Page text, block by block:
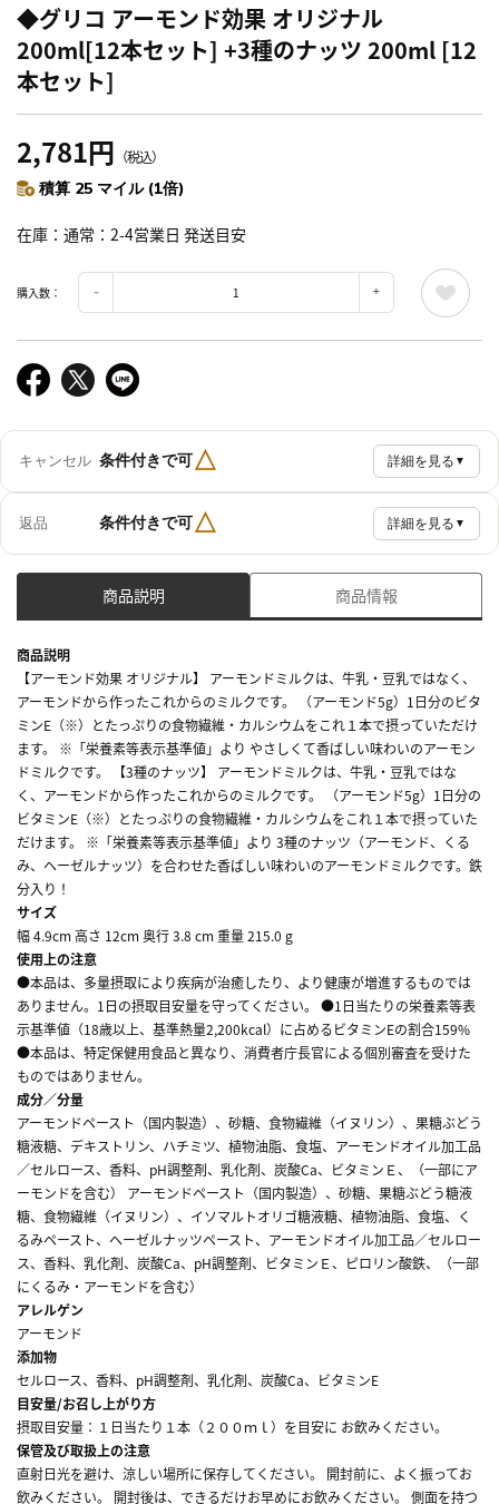
◆グリコ アーモンド効果 オリジナル
200ml[12本セット] +3種のナッツ 200ml [12
本セット]
2,781円 （税込）
積算 25 マイル (1倍)
在庫 通常：2-4営業日 発送目安
購入数：
キャンセル 条件付きで可△ 詳細を見る ▼
返品 条件付きで可△ 詳細を見る ▼
商品説明 商品情報
商品説明
【アーモンド効果 オリジナル】 アーモンドミルクは、牛乳・豆乳ではなく、
アーモンドから作ったこれからのミルクです。 （アーモンド5g）1日分のビタ
ミンE（※）とたっぷりの食物繊維・カルシウムをこれ１本で摂っていただけ
ます。 ※「栄養素等表示基準値」より やさしくて香ばしい味わいのアーモン
ドミルクです。 【3種のナッツ】 アーモンドミルクは、牛乳・豆乳ではな
く、アーモンドから作ったこれからのミルクです。 （アーモンド5g）1日分の
ビタミンE（※）とたっぷりの食物繊維・カルシウムをこれ１本で摂っていた
だけます。 ※「栄養素等表示基準値」より 3種のナッツ（アーモンド、くる
み、ヘーゼルナッツ）を合わせた香ばしい味わいのアーモンドミルクです。鉄
分入り！
サイズ
幅 4.9cm 高さ 12cm 奥行 3.8 cm 重量 215.0 g
使用上の注意
●本品は、多量摂取により疾病が治癒したり、より健康が増進するものでは
ありません。1日の摂取目安量を守ってください。 ●1日当たりの栄養素等表
示基準値（18歳以上、基準熱量2,200kcal）に占めるビタミンEの割合159%
●本品は、特定保健用食品と異なり、消費者庁長官による個別審査を受けた
ものではありません。
成分／分量
アーモンドペースト（国内製造）、砂糖、食物繊維（イヌリン）、果糖ぶどう
糖液糖、デキストリン、ハチミツ、植物油脂、食塩、アーモンドオイル加工品
／セルロース、香料、pH調整剤、乳化剤、炭酸Ca、ビタミンＥ、（一部にア
ーモンドを含む） アーモンドペースト（国内製造）、砂糖、果糖ぶどう糖液
糖、食物繊維（イヌリン）、イソマルトオリゴ糖液糖、植物油脂、食塩、く
るみペースト、ヘーゼルナッツペースト、アーモンドオイル加工品／セルロー
ス、香料、乳化剤、炭酸Ca、pH調整剤、ビタミンＥ、ピロリン酸鉄、（一部
にくるみ・アーモンドを含む）
アレルゲン
アーモンド
添加物
セルロース、香料、pH調整剤、乳化剤、炭酸Ca、ビタミンE
目安量/お召し上がり方
摂取目安量：１日当たり１本（２００ｍｌ）を目安に お飲みください。
保管及び取扱上の注意
直射日光を避け、涼しい場所に保存してください。 開封前に、よく振ってお
飲みください。 開封後は、できるだけお早めにお飲みください。 側面を持つ